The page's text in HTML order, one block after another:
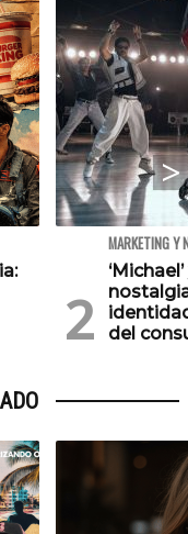
MARKETING Y
del